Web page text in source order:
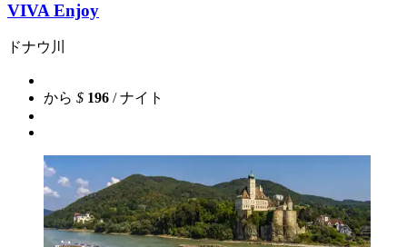
VIVA Enjoy
ドナウ川
から $ 196 / ナイト